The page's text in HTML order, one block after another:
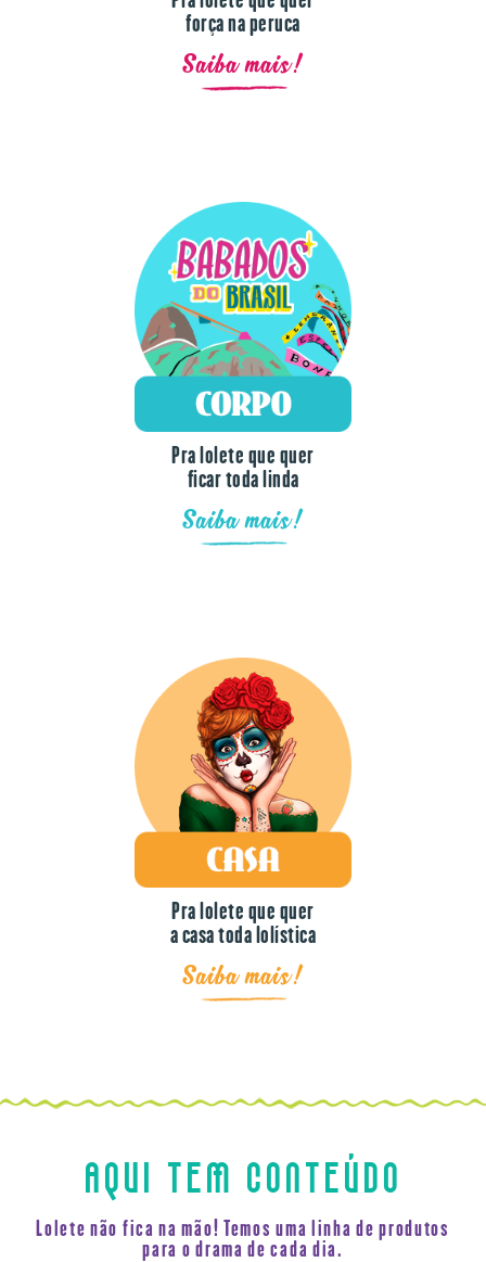
força na peruca
Saiba mais!
Pra lolete que quer
ficar toda linda
Saiba mais!
Pra lolete que quer
a casa toda lolística
Saiba mais!
AQUI TEM CONTEÚDO
Lolete não fica na mão! Temos uma linha de produtos
para o drama de cada dia.